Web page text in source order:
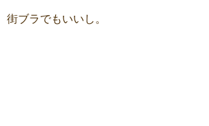
ブラでもいいし。